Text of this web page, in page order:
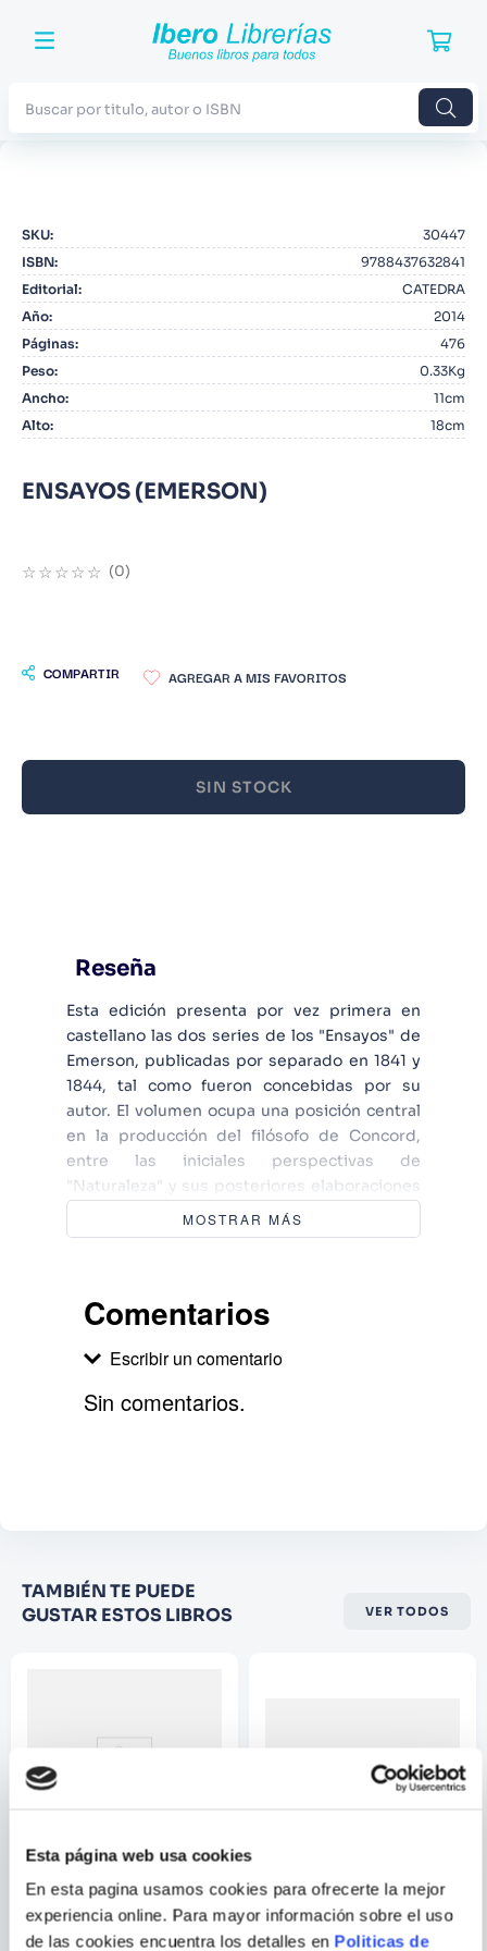
Esta página web usa cookies
En esta pagina usamos cookies para ofrecerte la mejor
experiencia online. Para mayor información sobre el uso
de las cookies encuentra los detalles en Politicas de
SKU:
30447
ISBN:
9788437632841
Editorial:
CATEDRA
Año:
2014
Páginas:
476
Peso:
0.33Kg
Ancho:
11cm
Alto: 18cm
ENSAYOS (EMERSON)
☆☆☆☆☆ (0)
COMPARTIR
SIN STOCK
Reseña
Esta edición presenta por vez primera en
castellano las dos series de los "Ensayos" de
Emerson, publicadas por separado en 1841 y
1844, tal como fueron concebidas por su
autor. El volumen ocupa una posición central
en la producción del filósofo de Concord,
entre las iniciales perspectivas de
"Naturaleza" y sus posteriores elaboraciones
culturales en "Hombres representativos" y
"La conducta de la vida". Los "Ensayos"
pensamiento puede madurar; suponen, en
la expresión, y una más poderosa
nuestra época, desde Nietzsche hasta
MOSTRAR MÁS
Comentarios
Escribir un comentario
Califique el producto de 1 a 5
estrellas
Correo electrónico
Escribir comentario
Sin comentarios.
TAMBIÉN TE PUEDE
GUSTAR ESTOS LIBROS
VER TODOS
FERNANDO SAVATER
LOS DIEZ MANDAMIENTOS
PLATON - DIALOGOS IX
2. Blue Lock
3. Jujutsu Kaisen
4. Odisea
5. Manga
6. Stephen King
7. Iliada
Noches Blancas